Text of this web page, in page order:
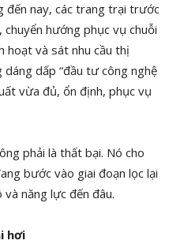
đến nay, các trang trại trước
chuyển hướng phục vụ chuỗi
hoạt và sát nhu cầu thị
dấp “đầu tư công nghệ
vừa đủ, ổn định, phục vụ
phải là thất bại. Nó cho
bước vào giai đoạn lọc lại
năng lực đến đâu.
hơi